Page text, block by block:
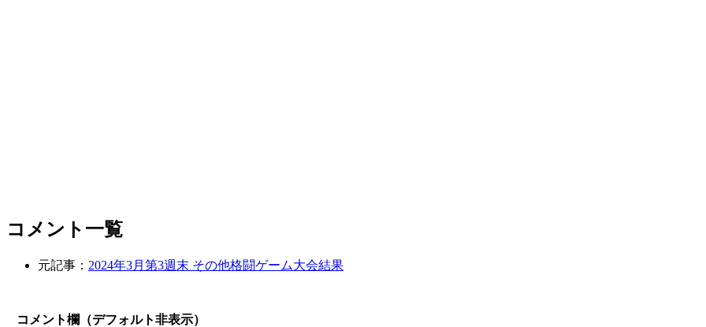
コメント一覧
元記事： 2024年3月第3週末 その他格闘ゲーム大会結果
コメント欄（デフォルト非表示）